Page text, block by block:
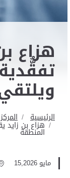
هزاع
الرئيسية
هزاع بن زايد
المنطقة
مايو 15,2026